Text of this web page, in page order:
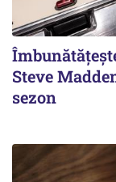
Steve
sezon